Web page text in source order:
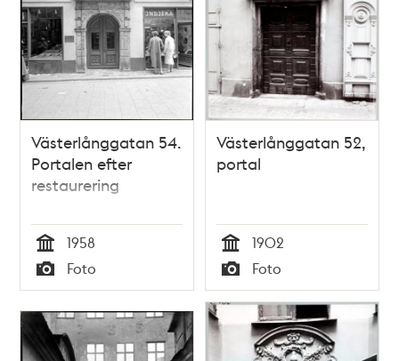
Västerlånggatan 54.
Portalen efter
restaurering
Tid
1958
Typ
Foto
Västerlånggatan 52,
portal
Tid
1902
Typ
Foto